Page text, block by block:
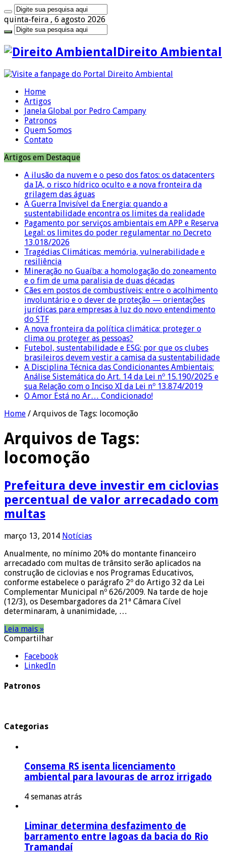
quinta-feira , 6 agosto 2026
Direito Ambiental
Home
Artigos
Janela Global por Pedro Campany
Patronos
Quem Somos
Contato
Artigos em Destaque
A ilusão da nuvem e o peso dos fatos: os datacenters
da IA, o risco hídrico oculto e a nova fronteira da
grilagem das águas
A Guerra Invisível da Energia: quando a
sustentabilidade encontra os limites da realidade
Pagamento por serviços ambientais em APP e Reserva
Legal: os limites do poder regulamentar no Decreto
13.018/2026
Tragédias Climáticas: memória, vulnerabilidade e
resiliência
Mineração no Guaíba: a homologação do zoneamento
e o fim de uma paralisia de duas décadas
Cães em postos de combustíveis: entre o acolhimento
involuntário e o dever de proteção — orientações
jurídicas para empresas à luz do novo entendimento
do STF
A nova fronteira da política climática: proteger o
clima ou proteger as pessoas?
Futebol, sustentabilidade e ESG: por que os clubes
brasileiros devem vestir a camisa da sustentabilidade
A Disciplina Técnica das Condicionantes Ambientais:
Análise Sistemática do Art. 14 da Lei nº 15.190/2025 e
sua Relação com o Inciso XI da Lei nº 13.874/2019
O Amor Está no Ar… Condicionado!
Home / Arquivos de Tags: locomoção
Arquivos de Tags:
locomoção
Prefeitura deve investir em ciclovias
percentual de valor arrecadado com
multas
março 13, 2014 Notícias
Anualmente, no mínimo 20% do montante financeiro
arrecadado com multas de trânsito serão aplicados na
construção de ciclovias e nos Programas Educativos,
conforme estabelece o parágrafo 2º do Artigo 32 da Lei
Complementar Municipal nº 626/2009. Na tarde de hoje
(12/3), os Desembargadores da 21ª Câmara Cível
determinaram, à unanimidade, …
Leia mais »
Compartilhar
Facebook
LinkedIn
Patronos
Categorias
Consema RS isenta licenciamento
ambiental para lavouras de arroz irrigado
4 semanas atrás
Liminar determina desfazimento de
barramento entre lagoas da bacia do Rio
Tramandaí